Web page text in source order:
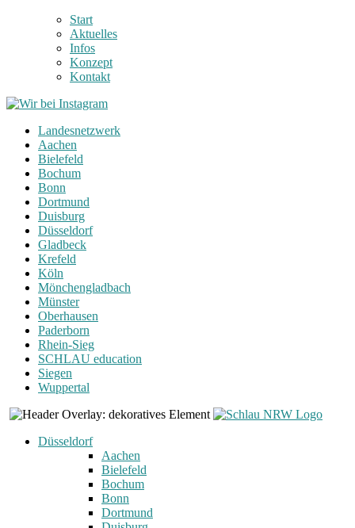
Start
Aktuelles
Infos
Konzept
Kontakt
Landesnetzwerk
Aachen
Bielefeld
Bochum
Bonn
Dortmund
Duisburg
Düsseldorf
Gladbeck
Krefeld
Köln
Mönchengladbach
Münster
Oberhausen
Paderborn
Rhein-Sieg
SCHLAU education
Siegen
Wuppertal
Düsseldorf
Aachen
Bielefeld
Bochum
Bonn
Dortmund